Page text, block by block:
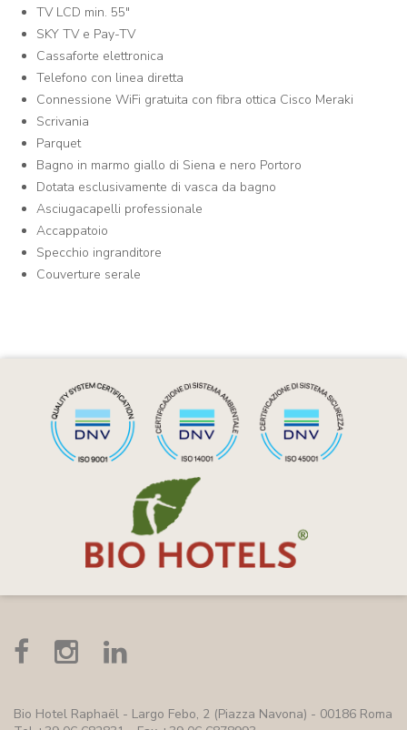
TV LCD min. 55"
SKY TV e Pay-TV
Cassaforte elettronica
Telefono con linea diretta
Connessione WiFi gratuita con fibra ottica Cisco Meraki
Scrivania
Parquet
Bagno in marmo giallo di Siena e nero Portoro
Dotata esclusivamente di vasca da bagno
Asciugacapelli professionale
Accappatoio
Specchio ingranditore
Couverture serale
Bio Hotel Raphaël - Largo Febo, 2 (Piazza Navona) - 00186 Roma